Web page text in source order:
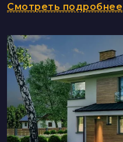
Смотреть подробнее